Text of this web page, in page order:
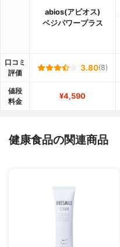
abios(アビオス)
ベジパワープラス
口コミ
評価
3.80(8)
値段
料金
¥4,590
健康食品の関連商品